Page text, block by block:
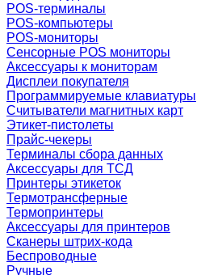
POS-терминалы
POS-компьютеры
POS-мониторы
Сенсорные POS мониторы
Аксессуары к мониторам
Дисплеи покупателя
Программируемые клавиатуры
Считыватели магнитных карт
Этикет-пистолеты
Прайс-чекеры
Терминалы сбора данных
Аксессуары для ТСД
Принтеры этикеток
Термотрансферные
Термопринтеры
Аксессуары для принтеров
Сканеры штрих-кода
Беспроводные
Ручные